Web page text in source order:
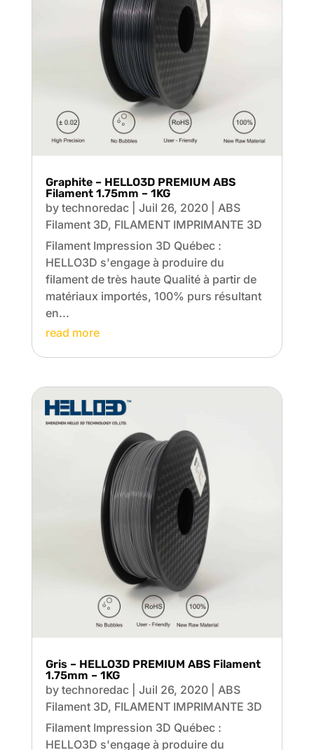
Graphite – HELLO3D PREMIUM ABS
Filament 1.75mm – 1KG
by technoredac| Juil 26, 2020| ABS
Filament 3D, FILAMENT IMPRIMANTE 3D
Filament Impression 3D Québec :
HELLO3D s'engage à produire du
filament de très haute Qualité à partir de
matériaux importés, 100% purs résultant
en...
read more
Gris – HELLO3D PREMIUM ABS Filament
1.75mm – 1KG
by technoredac| Juil 26, 2020| ABS
Filament 3D, FILAMENT IMPRIMANTE 3D
Filament Impression 3D Québec :
HELLO3D s'engage à produire du